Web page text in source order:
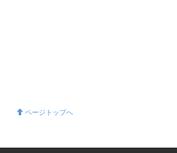
ページトップへ